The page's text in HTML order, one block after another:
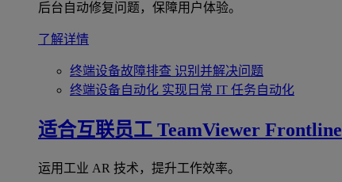
后台自动修复问题，保障用户体验。
了解详情
终端设备故障排查 识别并解决问题
终端设备自动化 实现日常 IT 任务自动化
适合互联员工 TeamViewer Frontline
运用工业 AR 技术，提升工作效率。